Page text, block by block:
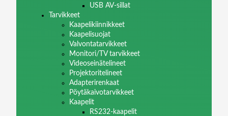
USB AV-sillat
Tarvikkeet
Kaapelikiinnikkeet
Kaapelisuojat
Valvontatarvikkeet
Monitori/TV tarvikkeet
Videoseinätelineet
Projektoritelineet
Adapterirenkaat
Pöytäkaivotarvikkeet
Kaapelit
RS232-kaapelit